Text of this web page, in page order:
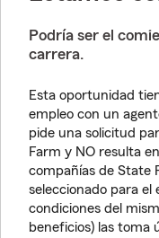
Podría ser el
carrera.
Esta oportunidad
empleo con un
pide una solicitud
Farm y NO resulta
compañías de State
seleccionado para el
condiciones del
beneficios) las toma